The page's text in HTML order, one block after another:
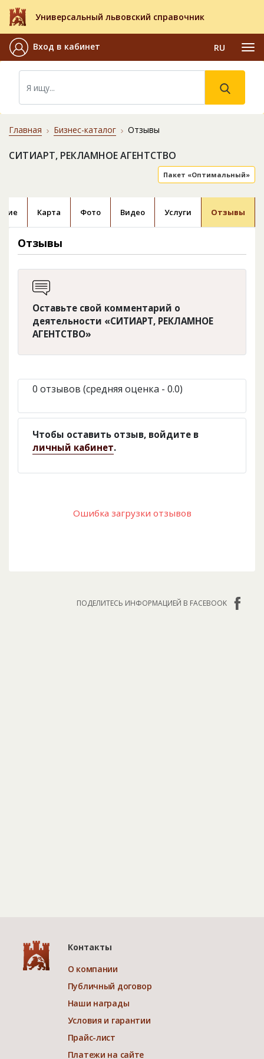
Универсальный львовский справочник
Вход в кабинет RU
Главная Бизнес-каталог Отзывы
СИТИАРТ, РЕКЛАМНОЕ АГЕНТСТВО
Пакет «Оптимальный»
Карта Фото Видео Услуги Отзывы
Отзывы
Оставьте свой комментарий о
деятельности «СИТИАРТ, РЕКЛАМНОЕ
АГЕНТСТВО»
0 отзывов (средняя оценка - 0.0)
Чтобы оставить отзыв, войдите в
личный кабинет.
Ошибка загрузки отзывов
ПОДЕЛИТЕСЬ ИНФОРМАЦИЕЙ В FACEBOOK
Контакты
О компании
Публичный договор
Наши награды
Условия и гарантии
Прайс-лист
Платежи на сайте